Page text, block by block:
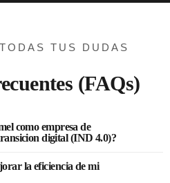
TUS DUDAS
(FAQs)
como empresa de
digital (IND 4.0)?
la eficiencia de mi